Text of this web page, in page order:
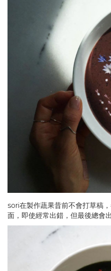
sori在製作蔬果昔前不會打草稿
面，即使經常出錯，但最後總會出